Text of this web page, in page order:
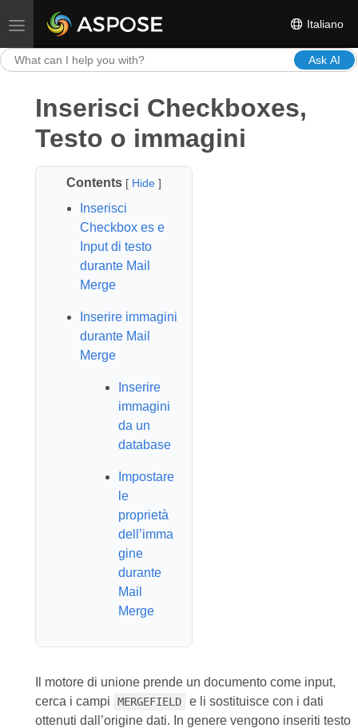
Toggle navigation Italiano
Ask AI
Inserisci Checkboxes,
Testo o immagini
Contents [ Hide]
Inserisci
Checkbox es e
Input di testo
durante Mail
Merge
Inserire immagini
durante Mail
Merge
Inserire
immagini
da un
database
Impostare
le
proprietà
dell’imma
gine
durante
Mail
Merge
Il motore di unione prende un documento come input,
cerca i campi
MERGEFIELD
e li sostituisce con i dati
ottenuti dall’origine dati. In genere vengono inseriti testo